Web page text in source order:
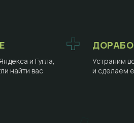
и Гугла,
найти вас
Устраним
и сделаем